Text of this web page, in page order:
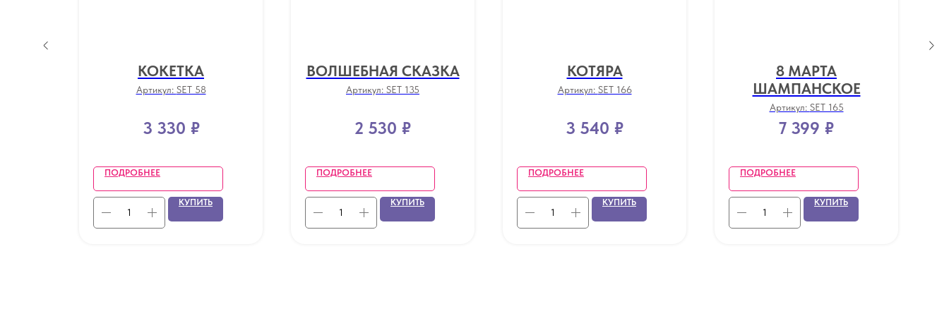
КОКЕТКА
Артикул: SET 58
3 330 ₽
ПОДРОБНЕЕ
КУПИТЬ
ВОЛШЕБНАЯ СКАЗКА
Артикул: SET 135
2 530 ₽
ПОДРОБНЕЕ
КУПИТЬ
КОТЯРА
Артикул: SET 166
3 540 ₽
ПОДРОБНЕЕ
КУПИТЬ
8 МАРТА
ШАМПАНСКОЕ
Артикул: SET 165
7 399 ₽
ПОДРОБНЕЕ
КУПИТЬ